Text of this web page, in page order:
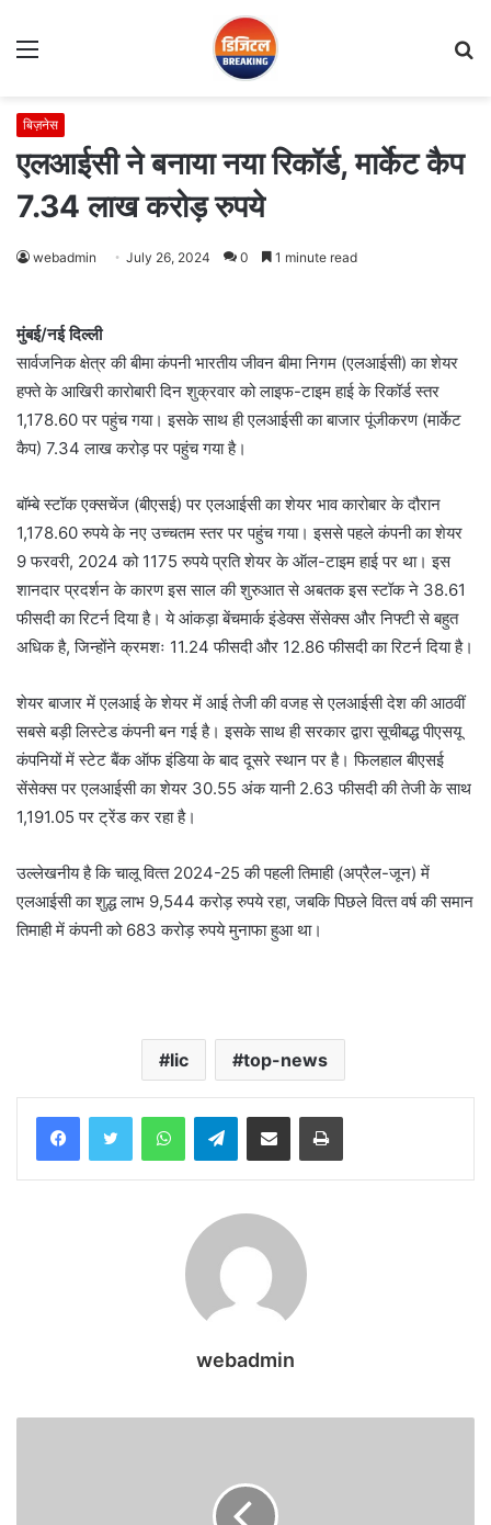
Menu
बिज़नेस
एलआईसी ने बनाया नया रिकॉर्ड, मार्केट कैप
7.34 लाख करोड़ रुपये
webadmin July 26, 2024 0 1 minute read
मुंबई/नई दिल्‍ली
सार्वजनिक क्षेत्र की बीमा कंपनी भारतीय जीवन बीमा निगम (एलआईसी) का शेयर
हफ्ते के आखिरी कारोबारी दिन शुक्रवार को लाइफ-टाइम हाई के रिकॉर्ड स्‍तर
1,178.60 पर पहुंच गया। इसके साथ ही एलआईसी का बाजार पूंजीकरण (मार्केट
कैप) 7.34 लाख करोड़ पर पहुंच गया है।
बॉम्बे स्टॉक एक्सचेंज (बीएसई) पर एलआईसी का शेयर भाव कारोबार के दौरान
1,178.60 रुपये के नए उच्चतम स्तर पर पहुंच गया। इससे पहले कंपनी का शेयर
9 फरवरी, 2024 को 1175 रुपये प्रति शेयर के ऑल-टाइम हाई पर था। इस
शानदार प्रदर्शन के कारण इस साल की शुरुआत से अबतक इस स्टॉक ने 38.61
फीसदी का रिटर्न दिया है। ये आंकड़ा बेंचमार्क इंडेक्स सेंसेक्‍स और निफ्टी से बहुत
अधिक है, जिन्होंने क्रमशः 11.24 फीसदी और 12.86 फीसदी का रिटर्न दिया है।
शेयर बाजार में एलआई के शेयर में आई तेजी की वजह से एलआईसी देश की आठवीं
सबसे बड़ी लिस्टेड कंपनी बन गई है। इसके साथ ही सरकार द्वारा सूचीबद्ध पीएसयू
कंपनियों में स्‍टेट बैंक ऑफ इंडिया के बाद दूसरे स्थान पर है। फिलहाल बीएसई
सेंसेक्‍स पर एलआईसी का शेयर 30.55 अंक यानी 2.63 फीसदी की तेजी के साथ
1,191.05 पर ट्रेंड कर रहा है।
उल्‍लेखनीय है कि चालू वित्‍त 2024-25 की पहली तिमाही (अप्रैल-जून) में
एलआईसी का शुद्ध लाभ 9,544 करोड़ रुपये रहा, जबकि पिछले वित्‍त वर्ष की समान
तिमाही में कंपनी को 683 करोड़ रुपये मुनाफा हुआ था।
lic top-news
WhatsAppTelegramShare via Email Print
webadmin